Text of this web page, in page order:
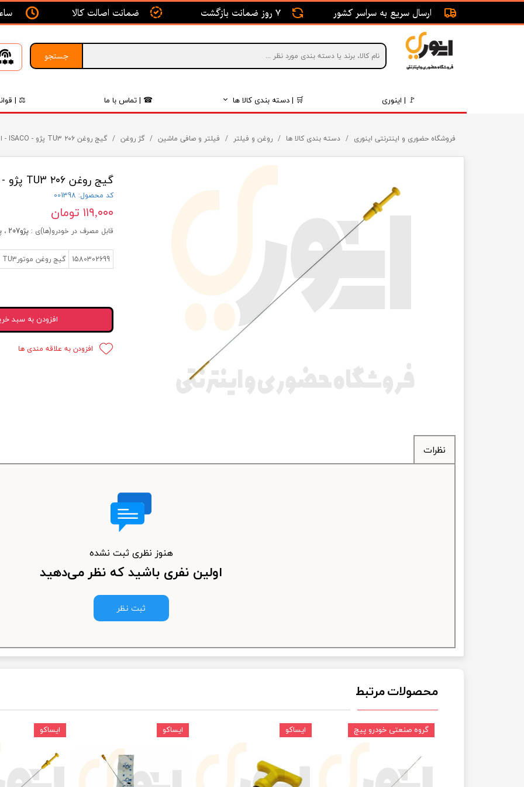
جستجو
🚩 | اینوری 🛒 | دسته بندی کالا ها
موتور و اگزوز
برقی و الکتریکی
انتقال قدرت
فرمان، جلوبندی و ترمز
لوازم جانبی و اسپرت
کاسه نمد ماشین
☎ | تماس با ما ⚖ |
ارسال سریع به سراسر کشور 7 روز ضمانت بازگشت ضمانت اصالت کالا
فروشگاه حضوری و اینترنتی اینوری دسته بندی کالا ها روغن و فیلتر فیلتر و صافی ماشین گژ روغن گیج روغن ۲۰۶ TU3 پژو - ISACO - ایساکو-گارانتی پلاس
گیج روغن ۲۰۶ TU3 پژو - ISACO - ایساکو-گارانتی پلاس
کد محصول: 001398
۱۱۹,۰۰۰ تومان
قابل مصرف در خودرو(ها)ی : پژو207 ، پژو 206
1580302699 گیج روغن موتورTU3
افزودن به سبد
افزودن به علاقه مندی ها
نظرات
هنوز نظری ثبت نشده
اولین نفری باشید که نظر می‌دهید
ثبت نظر
محصولات مرتبط
ایساکو ایساکو ایساکو گروه صنعتی خودرو پیچ